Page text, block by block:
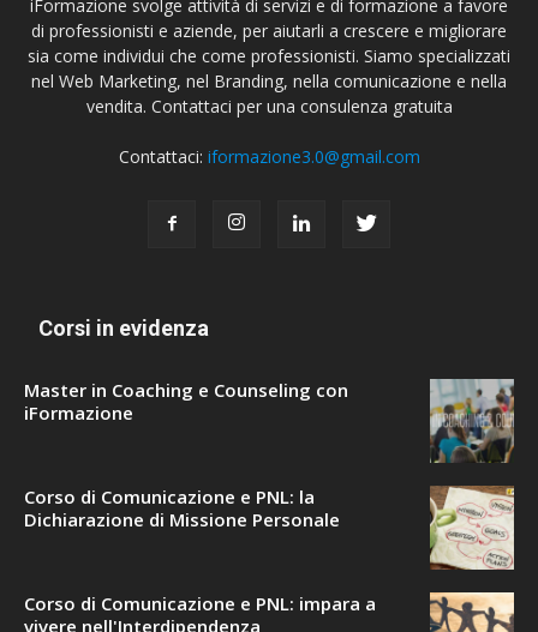
iFormazione svolge attività di servizi e di formazione a favore
di professionisti e aziende, per aiutarli a crescere e migliorare
sia come individui che come professionisti. Siamo specializzati
nel Web Marketing, nel Branding, nella comunicazione e nella
vendita. Contattaci per una consulenza gratuita
Contattaci: iformazione3.0@gmail.com
Corsi in evidenza
Master in Coaching e Counseling con
iFormazione
Corso di Comunicazione e PNL: la
Dichiarazione di Missione Personale
Corso di Comunicazione e PNL: impara a
vivere nell'Interdipendenza